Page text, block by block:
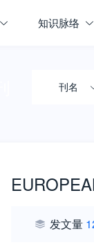
知识脉络
刊名
发文量